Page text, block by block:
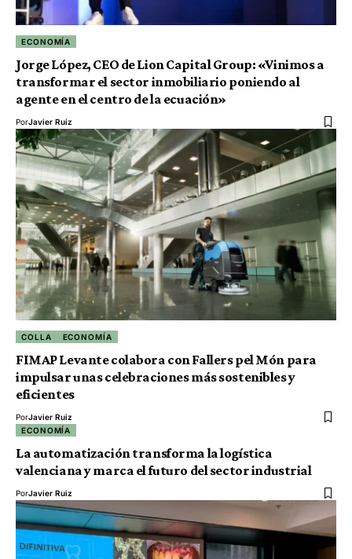
ECONOMÍA
Jorge López, CEO de Lion Capital Group: «Vinimos a
transformar el sector inmobiliario poniendo al
agente en el centro de la ecuación»
PorJavier Ruiz
COLLA ECONOMÍA
FIMAP Levante colabora con Fallers pel Món para
impulsar unas celebraciones más sostenibles y
eficientes
PorJavier Ruiz
ECONOMÍA
La automatización transforma la logística
valenciana y marca el futuro del sector industrial
PorJavier Ruiz